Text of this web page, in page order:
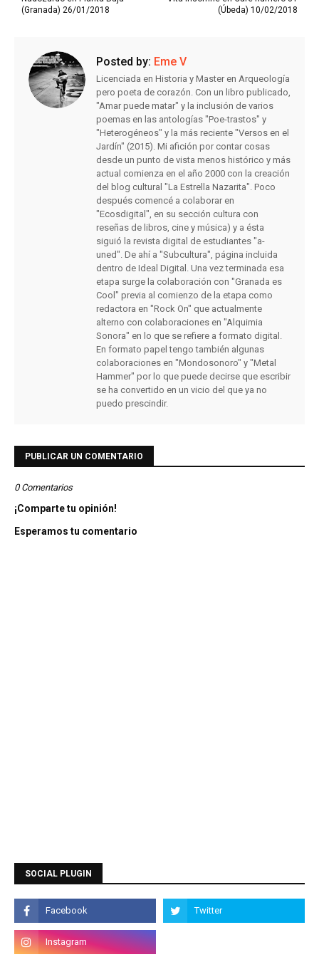
(Úbeda) 10/02/2018
(Granada) 26/01/2018
Posted by: Eme V
Licenciada en Historia y Master en Arqueología
pero poeta de corazón. Con un libro publicado,
"Amar puede matar" y la inclusión de varios
poemas en las antologías "Poe-trastos" y
"Heterogéneos" y la más reciente "Versos en el
Jardín" (2015). Mi afición por contar cosas
desde un punto de vista menos histórico y más
actual comienza en el año 2000 con la creación
del blog cultural "La Estrella Nazarita". Poco
después comencé a colaborar en
"Ecosdigital", en su sección cultura con
reseñas de libros, cine y música) y a ésta
siguió la revista digital de estudiantes "a-
uned". De ahí a "Subcultura", página incluida
dentro de Ideal Digital. Una vez terminada esa
etapa surge la colaboración con "Granada es
Cool" previa al comienzo de la etapa como
redactora en "Rock On" que actualmente
alterno con colaboraciones en "Alquimia
Sonora" en lo que se refiere a formato digital.
En formato papel tengo también algunas
colaboraciones en "Mondosonoro" y "Metal
Hammer" por lo que puede decirse que escribir
se ha convertido en un vicio del que ya no
puedo prescindir.
PUBLICAR UN COMENTARIO
0 Comentarios
¡Comparte tu opinión!
Esperamos tu comentario
SOCIAL PLUGIN